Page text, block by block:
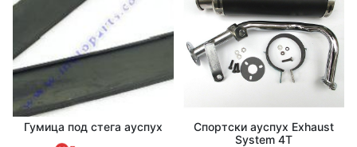
Гумица под стега ауспух
Спортски ауспух Exhaust
System 4T